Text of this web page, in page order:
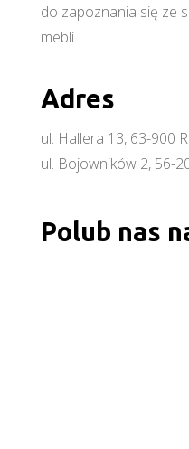
do zapoznania się ze
mebli.
Adres
ul. Hallera 13, 63-900
ul. Bojowników 2, 56-
Polub nas